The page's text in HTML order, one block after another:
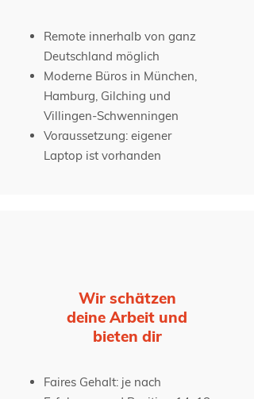
Remote innerhalb von ganz
Deutschland möglich
Moderne Büros in München,
Hamburg, Gilching und
Villingen-Schwenningen
Voraussetzung: eigener
Laptop ist vorhanden
Wir schätzen
deine Arbeit und
bieten dir
Faires Gehalt: je nach